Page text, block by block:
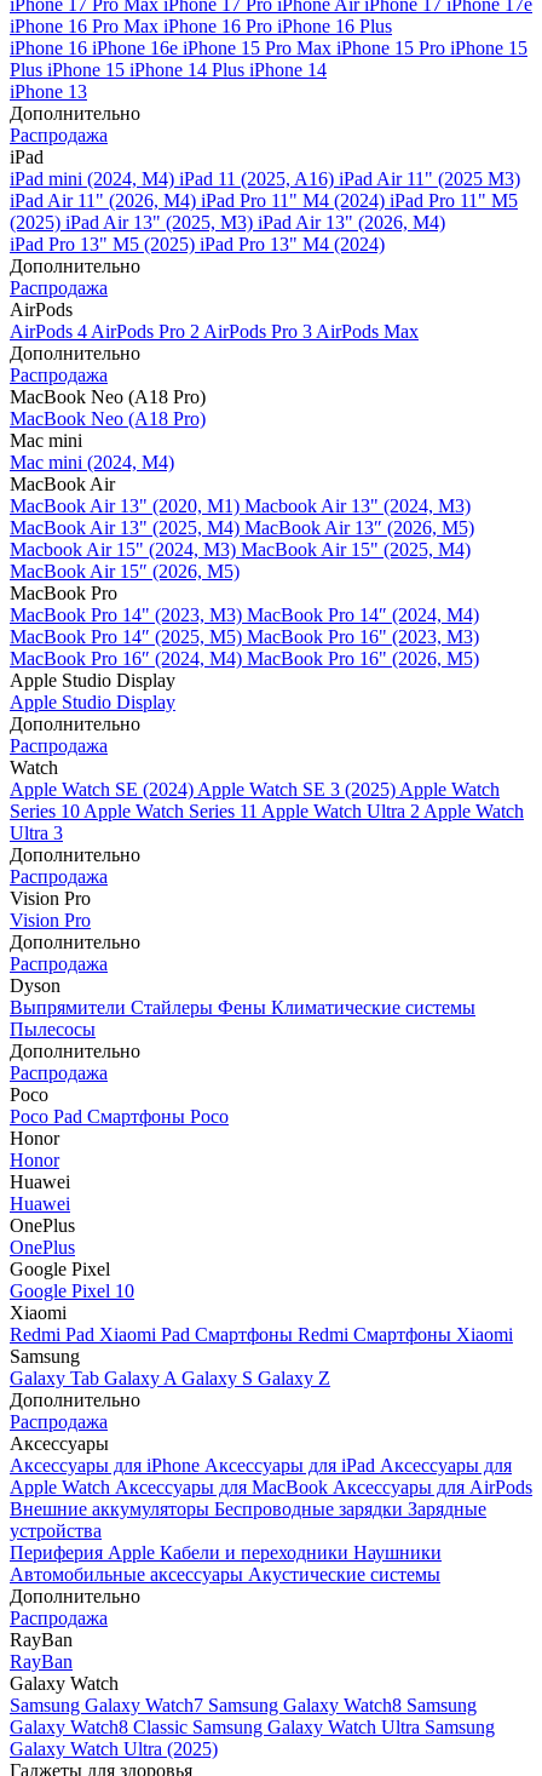
iPhone 17 Pro Max iPhone 17 Pro iPhone AiriPhone 17 iPhone 17e
iPhone 16 Pro Max iPhone 16 Pro iPhone 16 Plus
iPhone 16 iPhone 16e iPhone 15 Pro Max iPhone 15 Pro iPhone 15
Plus iPhone 15 iPhone 14 Plus iPhone 14
iPhone 13
Дополнительно
Распродажа
iPad
iPad mini (2024, M4) iPad 11 (2025, A16) iPad Air 11" (2025 M3)
iPad Air 11" (2026, M4) iPad Pro 11" M4 (2024) iPad Pro 11" M5
(2025) iPad Air 13" (2025, M3) iPad Air 13" (2026, M4)
iPad Pro 13" M5 (2025) iPad Pro 13" M4 (2024)
Дополнительно
Распродажа
AirPods
AirPods 4 AirPods Pro 2 AirPods Pro 3 AirPods Max
Дополнительно
Распродажа
MacBook Neo (A18 Pro)
MacBook Neo (A18 Pro)
Mac mini
Mac mini (2024, M4)
MacBook Air
MacBook Air 13" (2020, M1) Macbook Air 13" (2024, M3)
MacBook Air 13" (2025, M4) MacBook Air 13″ (2026, M5)
Macbook Air 15" (2024, M3) MacBook Air 15" (2025, M4)
MacBook Air 15″ (2026, M5)
MacBook Pro
MacBook Pro 14" (2023, M3) MacBook Pro 14″ (2024, M4)
MacBook Pro 14″ (2025, M5) MacBook Pro 16" (2023, M3)
MacBook Pro 16″ (2024, M4) MacBook Pro 16" (2026, M5)
Apple Studio Display
Apple Studio Display
Дополнительно
Распродажа
Watch
Apple Watch SE (2024) Apple Watch SE 3 (2025) Apple Watch
Series 10 Apple Watch Series 11 Apple Watch Ultra 2 Apple Watch
Ultra 3
Дополнительно
Распродажа
Vision Pro
Vision Pro
Дополнительно
Распродажа
Dyson
Выпрямители Стайлеры Фены Климатические системы
Пылесосы
Дополнительно
Распродажа
Poco
Poco Pad Смартфоны Poco
Honor
Honor
Huawei
Huawei
OnePlus
OnePlus
Google Pixel
Google Pixel 10
Xiaomi
Redmi Pad Xiaomi Pad Смартфоны Redmi Смартфоны Xiaomi
Samsung
Galaxy Tab Galaxy A Galaxy S Galaxy Z
Дополнительно
Распродажа
Аксессуары
Аксессуары для iPhone Аксессуары для iPad Аксессуары для
Apple Watch Аксессуары для MacBook Аксессуары для AirPods
Внешние аккумуляторы Беспроводные зарядки Зарядные
устройства
Периферия Apple Кабели и переходники Наушники
Автомобильные аксессуары Акустические системы
Дополнительно
Распродажа
RayBan
RayBan
Galaxy Watch
Samsung Galaxy Watch7 Samsung Galaxy Watch8 Samsung
Galaxy Watch8 Classic Samsung Galaxy Watch Ultra Samsung
Galaxy Watch Ultra (2025)
Гаджеты для здоровья